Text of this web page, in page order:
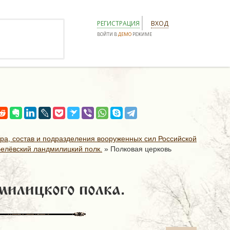
РЕГИСТРАЦИЯ ВХОД
ВОЙТИ ВДЕМО РЕЖИМЕ
состав и подразделения вооруженных сил Российской
ландмилицкий полк. » Полковая церковь
полка.